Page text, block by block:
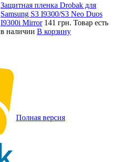
Защитная пленка Drobak для
Samsung S3 I9300/S3 Neo Duos
I9300i Mirror 141 грн. Товар есть
в наличии В корзину
Полная версия